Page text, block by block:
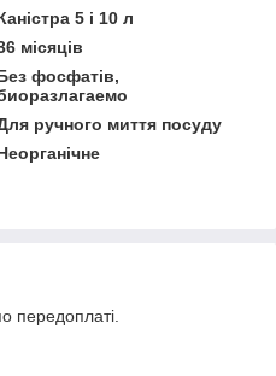
5 і 10 л
місяців
фосфатів,
ручного миття посуду
передоплаті.